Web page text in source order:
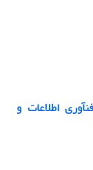
اطلاعات و